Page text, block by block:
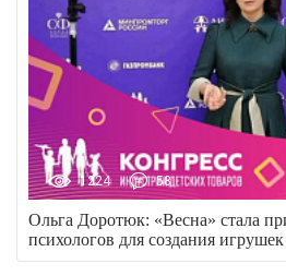
1224 58
Ольга Доротюк: «Весна» стала
психологов для создания игрушек